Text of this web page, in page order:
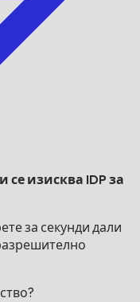
се изисква IDP за
за секунди дали